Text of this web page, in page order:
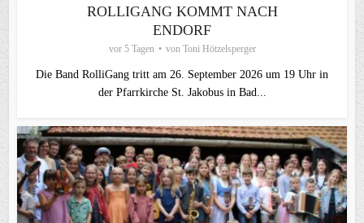
ROLLIGANG KOMMT NACH
ENDORF
vor 5 Tagen von Toni Hötzelsperger
Die Band RolliGang tritt am 26. September 2026 um 19 Uhr in
der Pfarrkirche St. Jakobus in Bad...